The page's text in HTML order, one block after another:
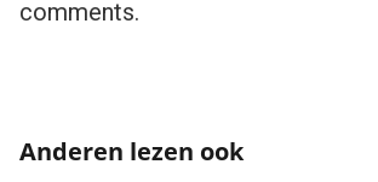
comments.
Anderen lezen ook